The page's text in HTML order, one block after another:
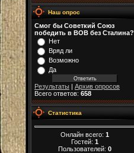
Наш опрос
Смог бы Советкий Союз
победить в ВОВ без Сталина?
Нет
Вряд ли
Возможно
Да
Результаты | Архив опросов
Всего ответов: 658
Статистика
Онлайн всего: 1
Гостей: 1
Пользователей: 0